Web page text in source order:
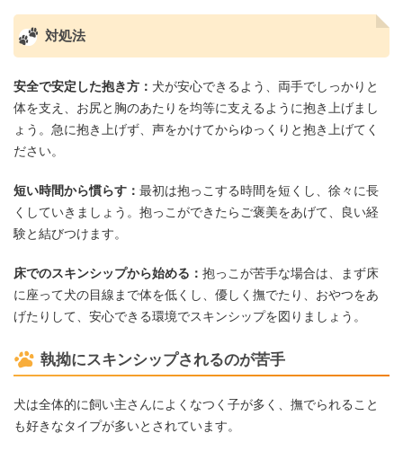
対処法
安全で安定した抱き方： 犬が安心できるよう、両手でしっかりと
体を支え、お尻と胸のあたりを均等に支えるように抱き上げまし
ょう。急に抱き上げず、声をかけてからゆっくりと抱き上げてく
ださい。
短い時間から慣らす： 最初は抱っこする時間を短くし、徐々に長
くしていきましょう。抱っこができたらご褒美をあげて、良い経
験と結びつけます。
床でのスキンシップから始める： 抱っこが苦手な場合は、まず床
に座って犬の目線まで体を低くし、優しく撫でたり、おやつをあ
げたりして、安心できる環境でスキンシップを図りましょう。
執拗にスキンシップされるのが苦手
犬は全体的に飼い主さんによくなつく子が多く、撫でられること
も好きなタイプが多いとされています。